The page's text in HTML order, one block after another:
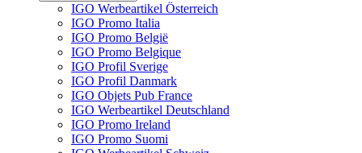
IGO Werbeartikel Österreich
IGO Promo Italia
IGO Promo België
IGO Promo Belgique
IGO Profil Sverige
IGO Profil Danmark
IGO Objets Pub France
IGO Werbeartikel Deutschland
IGO Promo Ireland
IGO Promo Suomi